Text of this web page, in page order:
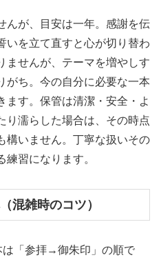
んが、目安は一年。感謝を伝
いを立て直すと心が切り替わ
ませんが、テーマを増やしす
がち。今の自分に必要な一本
ます。保管は清潔・安全・よ
り濡らした場合は、その時点
構いません。丁寧な扱いその
練習になります。
混雑時のコツ）
は「参拝→御朱印」の順で